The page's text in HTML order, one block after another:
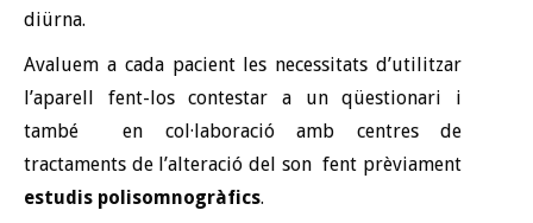
diürna.
Avaluem a cada pacient les necessitats d’utilitzar
l’aparell fent-los contestar a un qüestionari i
també en col·laboració amb centres de
tractaments de l’alteració del son fent prèviament
estudis polisomnogràfics.